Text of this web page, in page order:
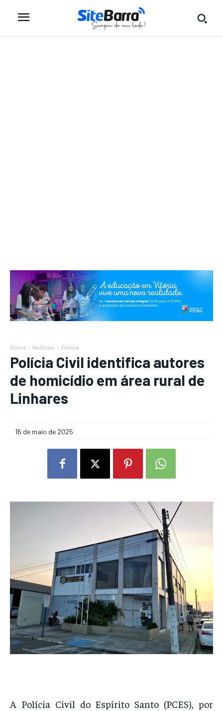
Home Notícias Polícia
Polícia Civil identifica autores
de homicídio em área rural de
Linhares
16 de maio de 2025
A Polícia Civil do Espírito Santo (PCES), por